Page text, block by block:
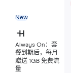
New
Always On：套
餐到期后，每月
赠送 1GB 免费流
量